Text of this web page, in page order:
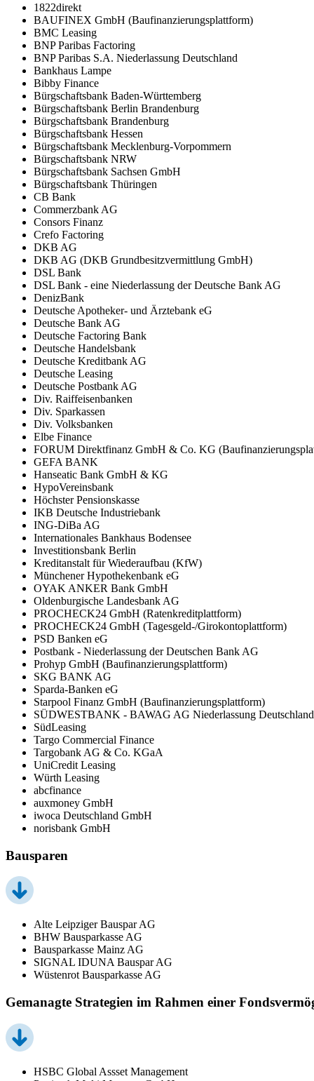
1822direkt
BAUFINEX GmbH (Baufinanzierungsplattform)
BMC Leasing
BNP Paribas Factoring
BNP Paribas S.A. Niederlassung Deutschland
Bankhaus Lampe
Bibby Finance
Bürgschaftsbank Baden-Württemberg
Bürgschaftsbank Berlin Brandenburg
Bürgschaftsbank Brandenburg
Bürgschaftsbank Hessen
Bürgschaftsbank Mecklenburg-Vorpommern
Bürgschaftsbank NRW
Bürgschaftsbank Sachsen GmbH
Bürgschaftsbank Thüringen
CB Bank
Commerzbank AG
Consors Finanz
Crefo Factoring
DKB AG
DKB AG (DKB Grundbesitzvermittlung GmbH)
DSL Bank
DSL Bank - eine Niederlassung der Deutsche Bank AG
DenizBank
Deutsche Apotheker- und Ärztebank eG
Deutsche Bank AG
Deutsche Factoring Bank
Deutsche Handelsbank
Deutsche Kreditbank AG
Deutsche Leasing
Deutsche Postbank AG
Div. Raiffeisenbanken
Div. Sparkassen
Div. Volksbanken
Elbe Finance
FORUM Direktfinanz GmbH & Co. KG
GEFA BANK
Hanseatic Bank GmbH & KG
HypoVereinsbank
Höchster Pensionskasse
IKB Deutsche Industriebank
ING-DiBa AG
Internationales Bankhaus Bodensee
Investitionsbank Berlin
Kreditanstalt für Wiederaufbau (KfW)
Münchener Hypothekenbank eG
OYAK ANKER Bank GmbH
Oldenburgische Landesbank AG
PROCHECK24 GmbH (Ratenkreditplattform)
PROCHECK24 GmbH (Tagesgeld-/Girokontoplattform)
PSD Banken eG
Postbank - Niederlassung der Deutschen Bank AG
Prohyp GmbH (Baufinanzierungsplattform)
SKG BANK AG
Sparda-Banken eG
Starpool Finanz GmbH (Baufinanzierungsplattform)
SÜDWESTBANK - BAWAG AG Niederlassung Deutschland
SüdLeasing
Targo Commercial Finance
Targobank AG & Co. KGaA
UniCredit Leasing
Würth Leasing
abcfinance
auxmoney GmbH
iwoca Deutschland GmbH
norisbank GmbH
Bausparen
Alte Leipziger Bauspar AG
BHW Bausparkasse AG
Bausparkasse Mainz AG
SIGNAL IDUNA Bauspar AG
Wüstenrot Bausparkasse AG
Gemanagte Strategien im Rahmen einer
HSBC Global Assset Management